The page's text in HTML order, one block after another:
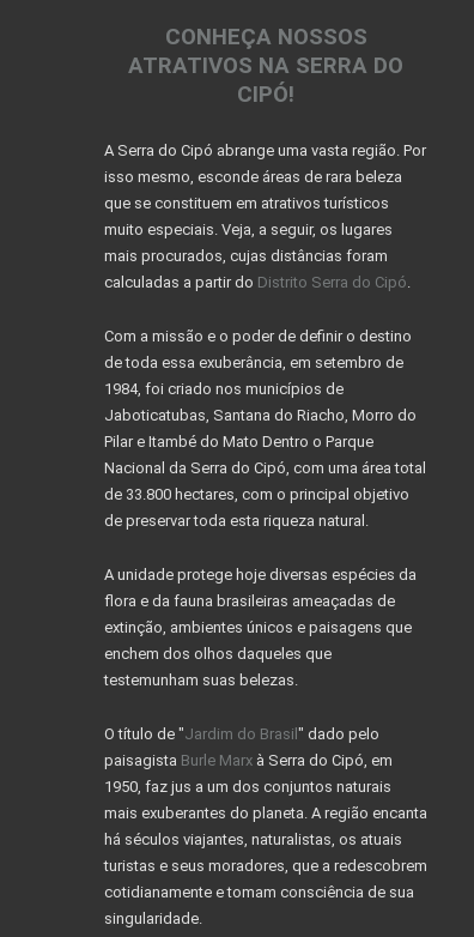
CONHEÇA NOSSOS
ATRATIVOS NA SERRA DO
CIPÓ!
A Serra do Cipó abrange uma vasta região. Por
isso mesmo, esconde áreas de rara beleza
que se constituem em atrativos turísticos
muito especiais. Veja, a seguir, os lugares
mais procurados, cujas distâncias foram
calculadas a partir do Distrito Serra do Cipó
Com a missão e o poder de definir o destino
de toda essa exuberância, em setembro de
1984, foi criado nos municípios de
Jaboticatubas, Santana do Riacho, Morro do
Pilar e Itambé do Mato Dentro o Parque
Nacional da Serra do Cipó, com uma área total
de 33.800 hectares, com o principal objetivo
de preservar toda esta riqueza natural.
A unidade protege hoje diversas espécies da
flora e da fauna brasileiras ameaçadas de
extinção, ambientes únicos e paisagens que
enchem dos olhos daqueles que
testemunham suas belezas.
O título de "Jardim do Brasil " dado pelo
paisagista Burle Marx à Serra do Cipó, em
1950, faz jus a um dos conjuntos naturais
mais exuberantes do planeta. A região encanta
há séculos viajantes, naturalistas, os atuais
turistas e seus moradores, que a redescobrem
cotidianamente e tomam consciência de sua
singularidade.